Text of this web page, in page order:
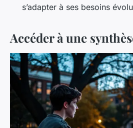
s’adapter à ses besoins
Accéder à une